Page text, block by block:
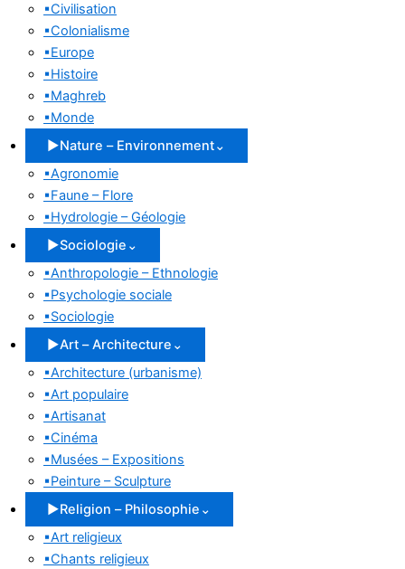
▪Civilisation
▪Colonialisme
▪Europe
▪Histoire
▪Maghreb
▪Monde
▶Nature – Environnement⌄
▪Agronomie
▪Faune – Flore
▪Hydrologie – Géologie
▶Sociologie ⌄
▪Anthropologie – Ethnologie
▪Psychologie sociale
▪Sociologie
▶Art – Architecture ⌄
▪Architecture (urbanisme)
▪Art populaire
▪Artisanat
▪Cinéma
▪Musées – Expositions
▪Peinture – Sculpture
▶Religion – Philosophie ⌄
▪Art religieux
▪Chants religieux